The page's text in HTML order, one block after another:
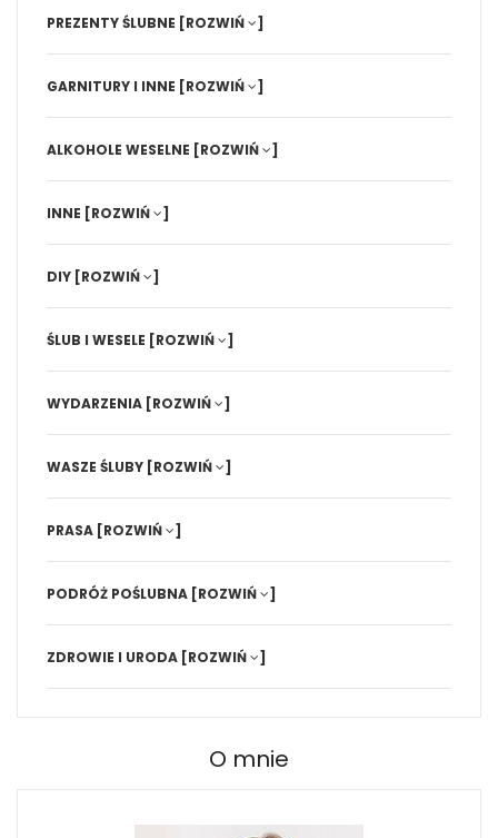
PREZENTY ŚLUBNE [ROZWIŃ ]
GARNITURY I INNE [ROZWIŃ ]
ALKOHOLE WESELNE [ROZWIŃ ]
INNE [ROZWIŃ ]
DIY [ROZWIŃ ]
ŚLUB I WESELE [ROZWIŃ ]
WYDARZENIA [ROZWIŃ ]
WASZE ŚLUBY [ROZWIŃ ]
PRASA [ROZWIŃ ]
PODRÓŻ POŚLUBNA [ROZWIŃ ]
ZDROWIE I URODA [ROZWIŃ ]
O mnie